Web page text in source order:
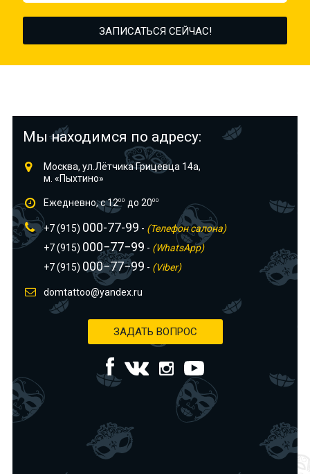
Мы находимся по адресу:
Москва, ул.Лётчика Грицевца 14а,
м. «Пыхтино»
Ежедневно, с 1200 до 2000
+7 (915) 000-77-99 - (Телефон салона)
+7 (915) 000−77−99 - (WhatsApp)
+7 (915) 000−77−99 - (Viber)
domtattoo@yandex.ru
ЗАДАТЬ ВОПРОС